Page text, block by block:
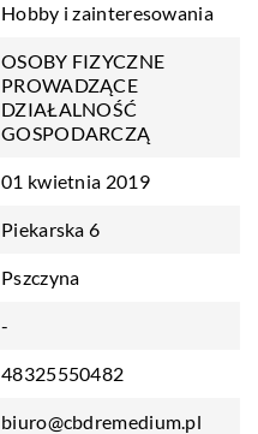
Hobby i zainteresowania
OSOBY FIZYCZNE
PROWADZĄCE
DZIAŁALNOŚĆ
GOSPODARCZĄ
01 kwietnia 2019
Piekarska 6
Pszczyna
-
48325550482
biuro@cbdremedium.pl